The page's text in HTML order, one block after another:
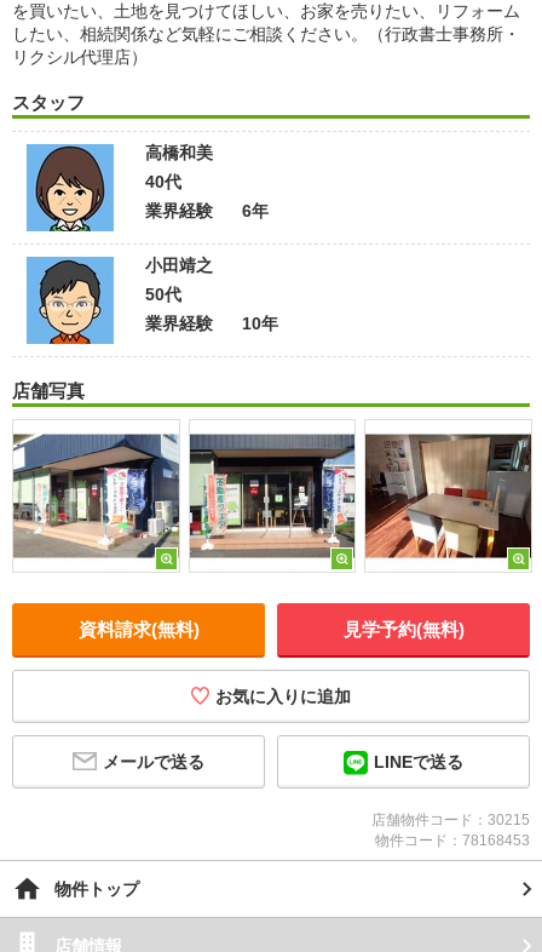
を買いたい、土地を見つけてほしい、お家を売りたい、リフォーム
したい、相続関係など気軽にご相談ください。（行政書士事務所・
リクシル代理店）
スタッフ
高橋和美
40代
業界経験
6年
小田靖之
50代
業界経験
10年
店舗写真
資料請求(無料) 見学予約(無料)
お気に入りに追加
メールで送る LINEで送る
店舗物件コード：30215
物件コード：78168453
物件トップ
店舗情報